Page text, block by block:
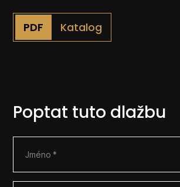
Katalog
Poptat tuto dlažbu